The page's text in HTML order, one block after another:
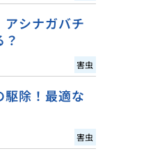
アシナガバチ
害虫
駆除！最適な
害虫